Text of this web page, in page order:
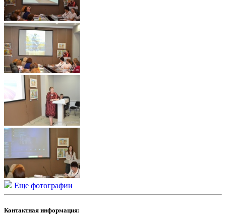
Еще фотографии
Контактная информация: